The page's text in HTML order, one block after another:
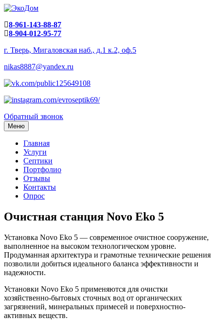
8-961-143-88-87
8-904-012-95-77
г. Тверь, Мигаловская наб., д.1 к.2, оф.5
nikas8887@yandex.ru
Обратный звонок
Меню
Главная
Услуги
Септики
Портфолио
Отзывы
Контакты
Опрос
Очистная станция Novo Eko 5
Установка Novo Eko 5 — современное очистное сооружение,
выполненное на высоком технологическом уровне.
Продуманная архитектура и грамотные технические решения
позволили добиться идеального баланса эффективности и
надежности.
Установки Novo Eko 5 применяются для очистки
хозяйственно-бытовых сточных вод от органических
загрязнений, минеральных примесей и поверхностно-
активных веществ.